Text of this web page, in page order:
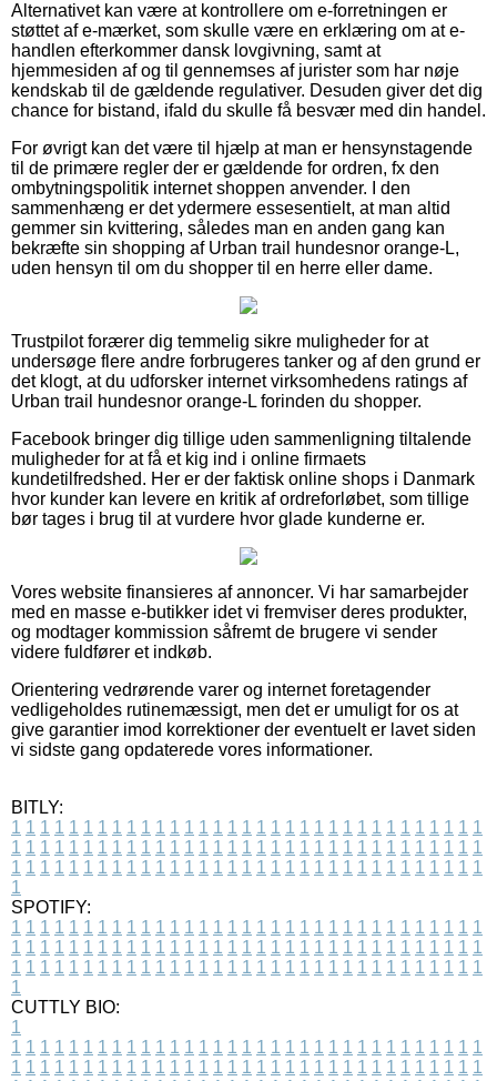
Alternativet kan være at kontrollere om e-forretningen er
støttet af e-mærket, som skulle være en erklæring om at e-
handlen efterkommer dansk lovgivning, samt at
hjemmesiden af og til gennemses af jurister som har nøje
kendskab til de gældende regulativer. Desuden giver det dig
chance for bistand, ifald du skulle få besvær med din handel.
For øvrigt kan det være til hjælp at man er hensynstagende
til de primære regler der er gældende for ordren, fx den
ombytningspolitik internet shoppen anvender. I den
sammenhæng er det ydermere essesentielt, at man altid
gemmer sin kvittering, således man en anden gang kan
bekræfte sin shopping af Urban trail hundesnor orange-L,
uden hensyn til om du shopper til en herre eller dame.
Trustpilot forærer dig temmelig sikre muligheder for at
undersøge flere andre forbrugeres tanker og af den grund er
det klogt, at du udforsker internet virksomhedens ratings af
Urban trail hundesnor orange-L forinden du shopper.
Facebook bringer dig tillige uden sammenligning tiltalende
muligheder for at få et kig ind i online firmaets
kundetilfredshed. Her er der faktisk online shops i Danmark
hvor kunder kan levere en kritik af ordreforløbet, som tillige
bør tages i brug til at vurdere hvor glade kunderne er.
Vores website finansieres af annoncer. Vi har samarbejder
med en masse e-butikker idet vi fremviser deres produkter,
og modtager kommission såfremt de brugere vi sender
videre fuldfører et indkøb.
Orientering vedrørende varer og internet foretagender
vedligeholdes rutinemæssigt, men det er umuligt for os at
give garantier imod korrektioner der eventuelt er lavet siden
vi sidste gang opdaterede vores informationer.
BITLY:
1 1 1 1 1 1 1 1 1 1 1 1 1 1 1 1 1 1 1 1 1 1 1 1 1 1 1 1 1 1 1 1 1
1 1 1 1 1 1 1 1 1 1 1 1 1 1 1 1 1 1 1 1 1 1 1 1 1 1 1 1 1 1 1 1 1
1 1 1 1 1 1 1 1 1 1 1 1 1 1 1 1 1 1 1 1 1 1 1 1 1 1 1 1 1 1 1 1 1
1
SPOTIFY:
1 1 1 1 1 1 1 1 1 1 1 1 1 1 1 1 1 1 1 1 1 1 1 1 1 1 1 1 1 1 1 1 1
1 1 1 1 1 1 1 1 1 1 1 1 1 1 1 1 1 1 1 1 1 1 1 1 1 1 1 1 1 1 1 1 1
1 1 1 1 1 1 1 1 1 1 1 1 1 1 1 1 1 1 1 1 1 1 1 1 1 1 1 1 1 1 1 1 1
1
CUTTLY BIO:
1
1 1 1 1 1 1 1 1 1 1 1 1 1 1 1 1 1 1 1 1 1 1 1 1 1 1 1 1 1 1 1 1 1
1 1 1 1 1 1 1 1 1 1 1 1 1 1 1 1 1 1 1 1 1 1 1 1 1 1 1 1 1 1 1 1 1